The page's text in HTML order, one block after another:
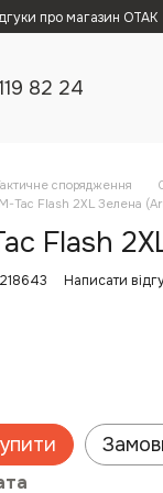
про магазин ОТАК
82 24
спорядження
Tac Flash 2XL Зелена
Flash
Написати